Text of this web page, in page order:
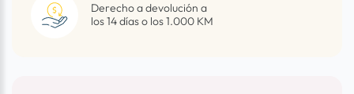
Derecho a devolución a
los 14 días o los 1.000 KM